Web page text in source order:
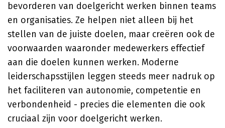
bevorderen van doelgericht werken binnen teams
en organisaties. Ze helpen niet alleen bij het
stellen van de juiste doelen, maar creëren ook de
voorwaarden waaronder medewerkers effectief
aan die doelen kunnen werken. Moderne
leiderschapsstijlen leggen steeds meer nadruk op
het faciliteren van autonomie, competentie en
verbondenheid - precies die elementen die ook
cruciaal zijn voor doelgericht werken.